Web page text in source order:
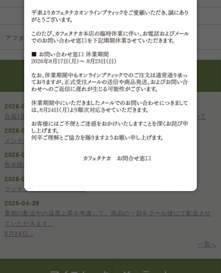
本店カフェサロン
アフタヌーンティー
お知らせ
2026-08-07
台風13号の影響による配送遅延・一部地域へのお荷物受付停止について
2026-08-01
メンテナンスのための発送停止期間について
2026-07-29
熊本県熊本地方を震源とする地震による配送影響について
2026-06-26
クッキー缶の販売方法の変更
2026-04-29
夏期の配送中の温度上昇を考慮して、商品の一部をクール便にて配送させ
ていただきます。
5月24日...
一覧へ